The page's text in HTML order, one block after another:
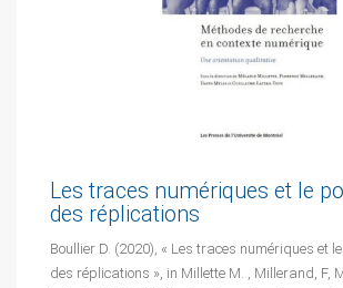
Les traces numériques et le
des réplications
Boullier D. (2020), « Les traces numériques et
des réplications », in Millette M. , Millerand, F,